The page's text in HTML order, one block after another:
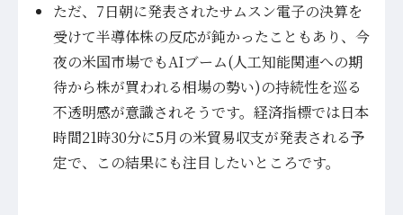
ただ、7日朝に発表されたサムスン電子の決算を
受けて半導体株の反応が鈍かったこともあり、今
夜の米国市場でもAIブーム(人工知能関連への期
待から株が買われる相場の勢い)の持続性を巡る
不透明感が意識されそうです。経済指標では日本
時間21時30分に5月の米貿易収支が発表される予
定で、この結果にも注目したいところです。